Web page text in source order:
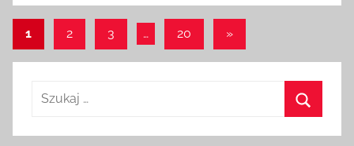
Stronicowanie
wpisów
1 2 3 … 20
Następne
»
Szukaj: